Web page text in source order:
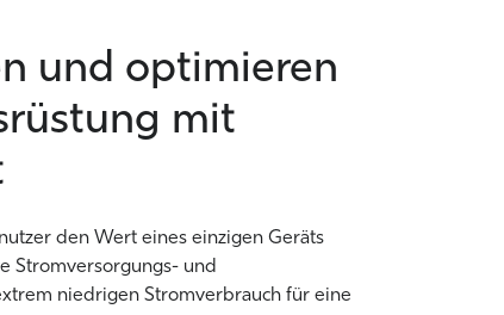
und optimieren
mit
den Wert eines einzigen Geräts
Stromversorgungs- und
niedrigen Stromverbrauch für eine